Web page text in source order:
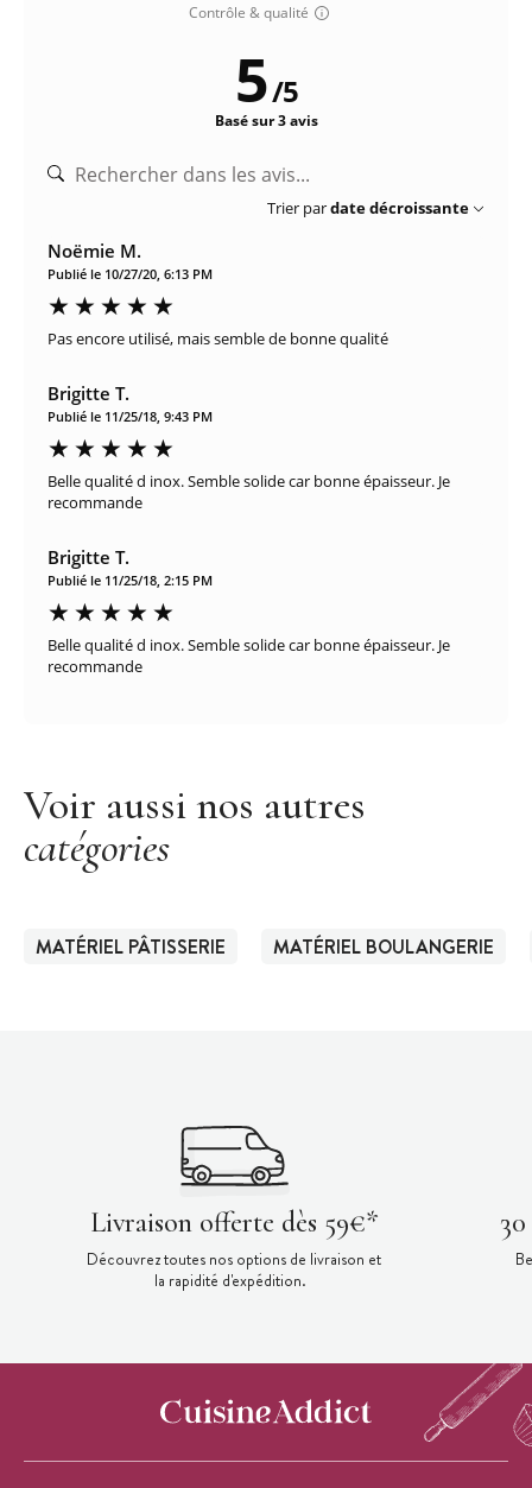
Contrôle & qualité
5/5
Basé sur 3 avis
Trier pardate décroissante
Noëmie M.
Publié le 10/27/20, 6:13 PM
Pas encore utilisé, mais semble de bonne qualité
Brigitte T.
Publié le 11/25/18, 9:43 PM
Belle qualité d inox. Semble solide car bonne épaisseur. Je
recommande
Brigitte T.
Publié le 11/25/18, 2:15 PM
Belle qualité d inox. Semble solide car bonne épaisseur. Je
recommande
Voir aussi nos autres
catégories
MATÉRIEL PÂTISSERIE MATÉRIEL BOULANGERIE
Livraison offerte dès 59€*
Découvrez toutes nos options de livraison et
la rapidité d'expédition.